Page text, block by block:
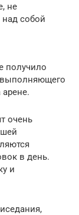
не
над собой
получило
выполняющего
арене.
очень
в день.
и